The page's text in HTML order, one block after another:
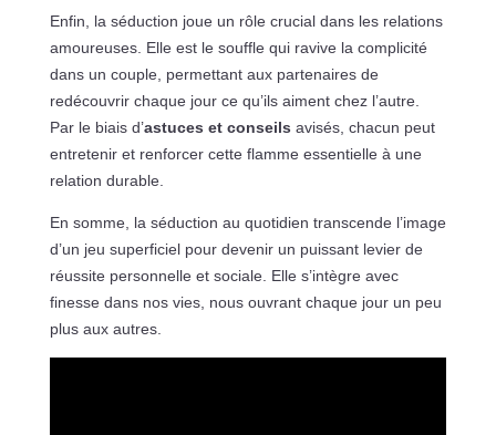
Enfin, la séduction joue un rôle crucial dans les relations
amoureuses. Elle est le souffle qui ravive la complicité
dans un couple, permettant aux partenaires de
redécouvrir chaque jour ce qu’ils aiment chez l’autre.
Par le biais d’astuces et conseils avisés, chacun peut
entretenir et renforcer cette flamme essentielle à une
relation durable.
En somme, la séduction au quotidien transcende l’image
d’un jeu superficiel pour devenir un puissant levier de
réussite personnelle et sociale. Elle s’intègre avec
finesse dans nos vies, nous ouvrant chaque jour un peu
plus aux autres.